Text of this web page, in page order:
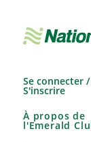
navigation
Se connecter /
S'inscrire
À propos de
l'Emerald